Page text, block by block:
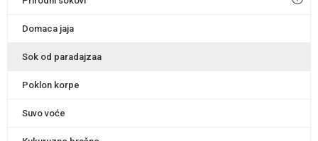
Domaca jaja
Sok od paradajzaa
Poklon korpe
Suvo voće